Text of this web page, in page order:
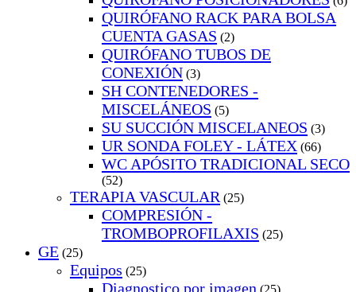
QUIRÓFANO RACK PARA BOLSA
CUENTA GASAS (2)
QUIRÓFANO TUBOS DE
CONEXIÓN (3)
SH CONTENEDORES -
MISCELÁNEOS (5)
SU SUCCIÓN MISCELANEOS (3)
UR SONDA FOLEY - LÁTEX (66)
WC APÓSITO TRADICIONAL SECO
(52)
TERAPIA VASCULAR (25)
COMPRESIÓN -
TROMBOPROFILAXIS (25)
GE (25)
Equipos (25)
Diagnostico por imagen